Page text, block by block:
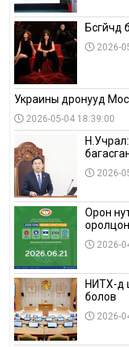
2026-
Украины дронууд
2026-05-04 18:39:00
2026-
Орон
2026-
НИТХ-д
болов
2026-